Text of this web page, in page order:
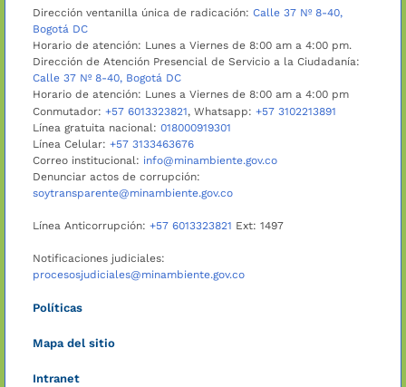
Dirección ventanilla única de radicación: Calle 37 Nº 8-40,
Bogotá DC
Horario de atención: Lunes a Viernes de 8:00 am a 4:00 pm.
Dirección de Atención Presencial de Servicio a la Ciudadanía:
Calle 37 Nº 8-40, Bogotá DC
Horario de atención: Lunes a Viernes de 8:00 am a 4:00 pm
Conmutador: +57 6013323821, Whatsapp: +57 3102213891
Línea gratuita nacional: 018000919301
Línea Celular: +57 3133463676
Correo institucional: info@minambiente.gov.co
Denunciar actos de corrupción:
soytransparente@minambiente.gov.co
Línea Anticorrupción: +57 6013323821 Ext: 1497
Notificaciones judiciales:
procesosjudiciales@minambiente.gov.co
Políticas
Mapa del sitio
Intranet